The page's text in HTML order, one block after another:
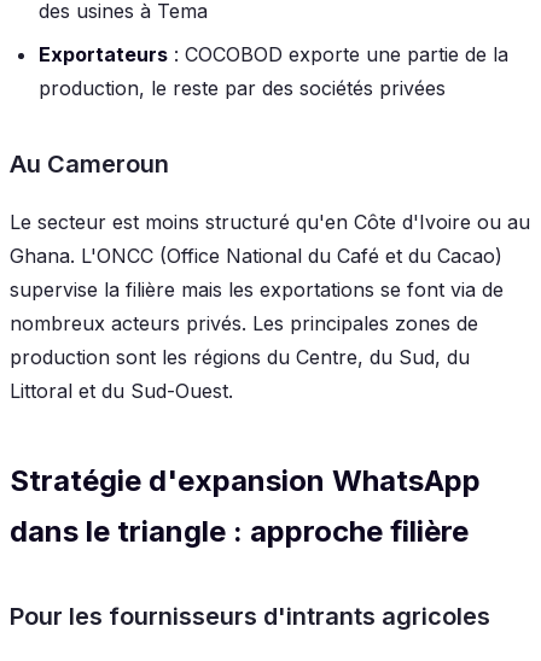
des usines à Tema
Exportateurs : COCOBOD exporte une partie de la
production, le reste par des sociétés privées
Au Cameroun
Le secteur est moins structuré qu'en Côte d'Ivoire ou au
Ghana. L'ONCC (Office National du Café et du Cacao)
supervise la filière mais les exportations se font via de
nombreux acteurs privés. Les principales zones de
production sont les régions du Centre, du Sud, du
Littoral et du Sud-Ouest.
Stratégie d'expansion WhatsApp
dans le triangle : approche filière
Pour les fournisseurs d'intrants agricoles